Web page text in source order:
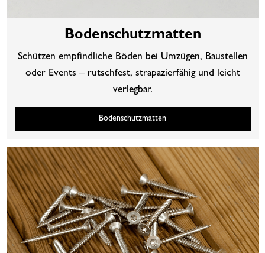
Bodenschutzmatten
Schützen empfindliche Böden bei Umzügen, Baustellen
oder Events – rutschfest, strapazierfähig und leicht
verlegbar.
Bodenschutzmatten